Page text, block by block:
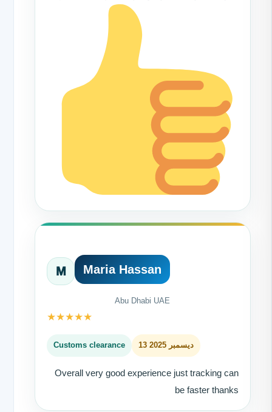
M Maria Hassan
Abu Dhabi UAE
★★★★★
Customs clearance 13 ديسمبر 2025
Overall very good experience just tracking can
be faster thanks